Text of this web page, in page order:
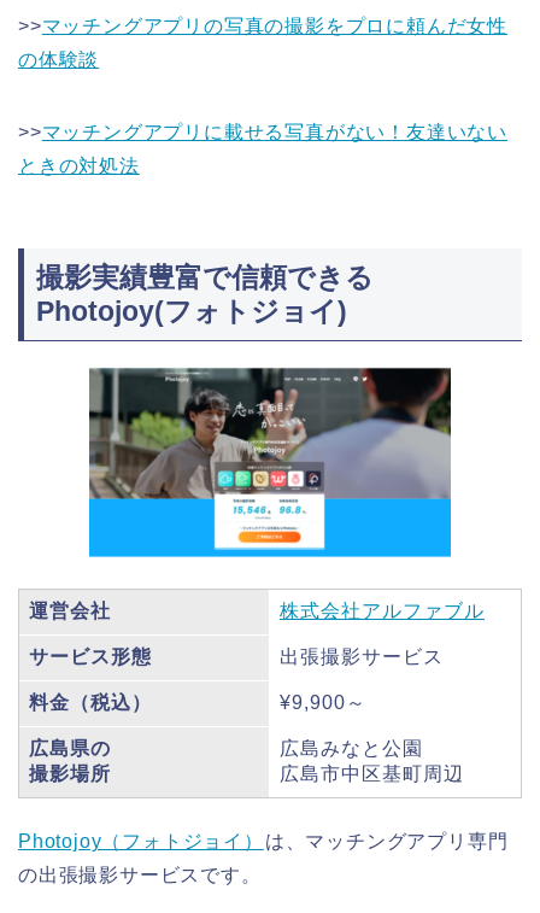
>>マッチングアプリの写真の撮影をプロに頼んだ女性
の体験談
>>マッチングアプリに載せる写真がない！友達いない
ときの対処法
撮影実績豊富で信頼できる
Photojoy(フォトジョイ)
運営会社 株式会社アルファブル
サービス形態 出張撮影サービス
料金（税込） ¥9,900～
広島県の
撮影場所
広島みなと公園
広島市中区基町周辺
Photojoy（フォトジョイ）
は、マッチングアプリ専門
の出張撮影サービスです。